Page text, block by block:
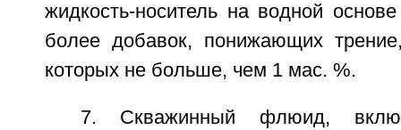
жидкость-носитель на водной
более добавок, понижающих
которых не больше, чем 1 мас. %.
7. Скважинный флюид,